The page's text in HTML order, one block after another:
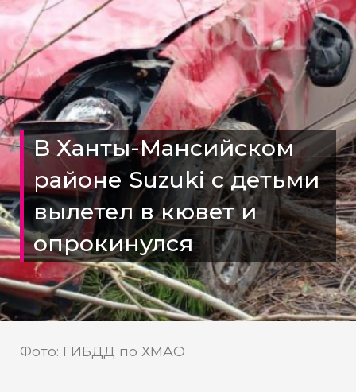
В Ханты-Мансийском
районе Suzuki с детьми
вылетел в кювет и
опрокинулся
Фото: ГИБДД по ХМАО